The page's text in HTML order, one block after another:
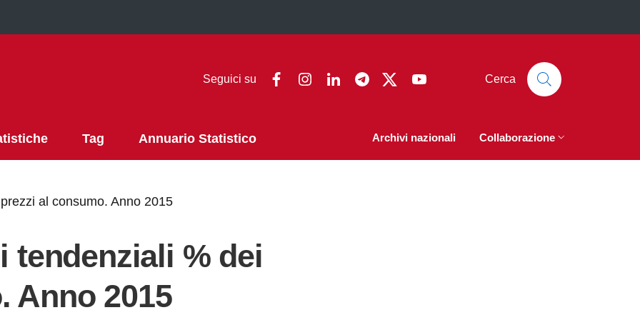
Seguici su FacebookInstagramLinkedinTelegram
Twitter Cerca
Tag Annuario Statistico Archivi nazionali Collaborazione
al consumo. Anno 2015
tendenziali % dei
Anno 2015